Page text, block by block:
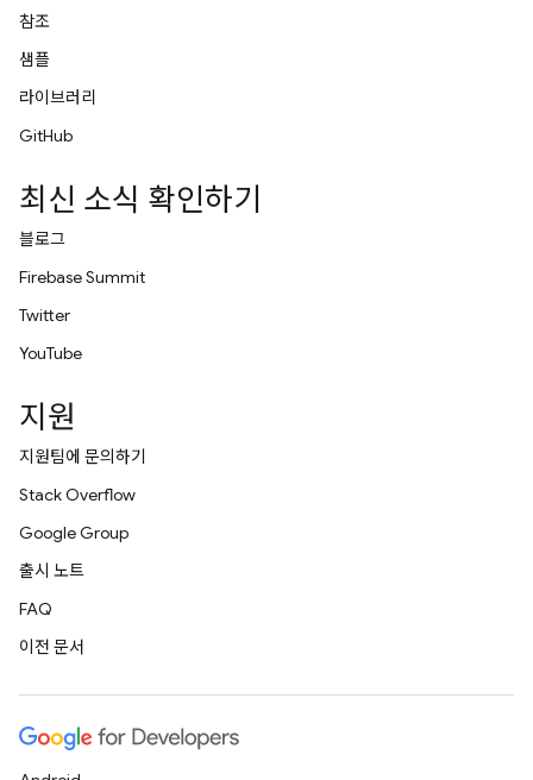
참조
샘플
라이브러리
GitHub
최신 소식 확인하기
블로그
Firebase Summit
Twitter
YouTube
지원
지원팀에 문의하기
Stack Overflow
Google Group
출시 노트
FAQ
이전 문서